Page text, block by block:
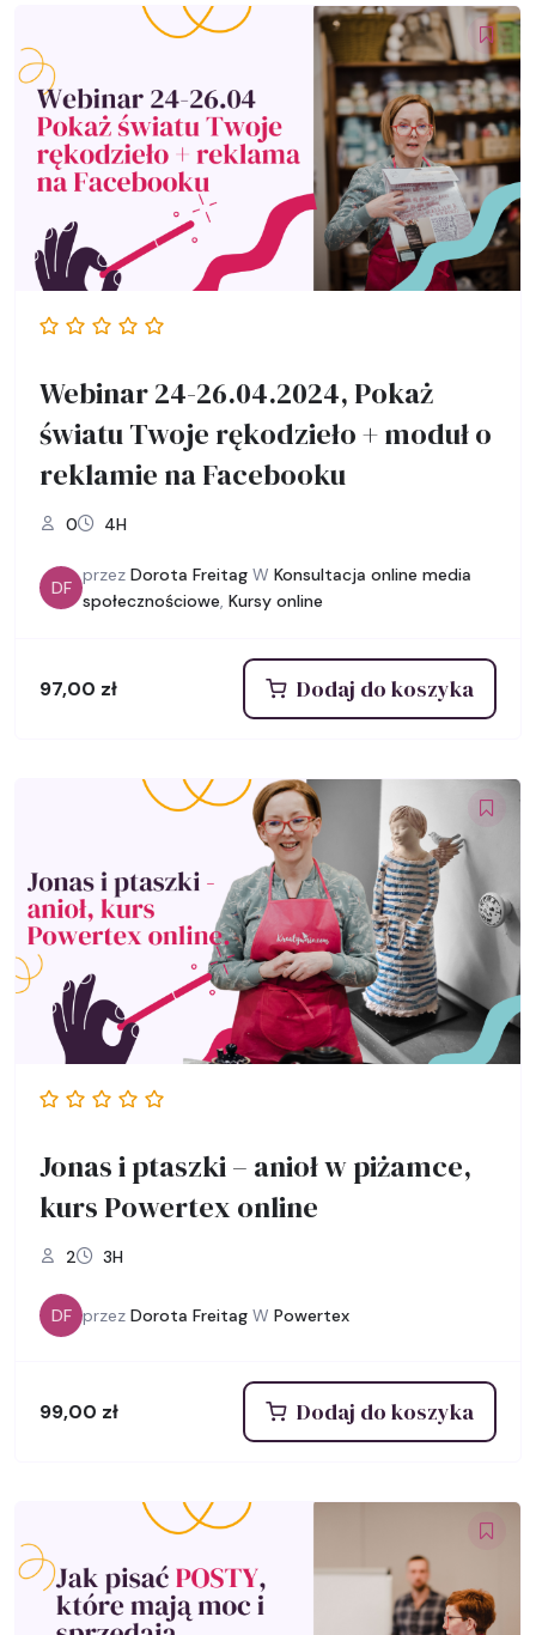
Webinar 24-26.04.2024, Pokaż
światu Twoje rękodzieło + moduł o
reklamie na Facebooku
0 4H
DF
przez Dorota Freitag W Konsultacja online media
społecznościowe, Kursy online
97,00 zł Dodaj do koszyka
Jonas i ptaszki – anioł w piżamce,
kurs Powertex online
2 3H
DF przez Dorota Freitag W Powertex
99,00 zł Dodaj do koszyka